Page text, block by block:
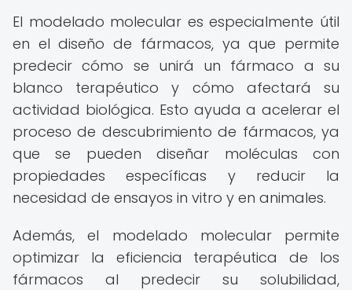
El modelado molecular es especialmente útil
en el diseño de fármacos, ya que permite
predecir cómo se unirá un fármaco a su
blanco terapéutico y cómo afectará su
actividad biológica. Esto ayuda a acelerar el
proceso de descubrimiento de fármacos, ya
que se pueden diseñar moléculas con
propiedades específicas y reducir la
necesidad de ensayos in vitro y en animales.
Además, el modelado molecular permite
optimizar la eficiencia terapéutica de los
fármacos al predecir su solubilidad,